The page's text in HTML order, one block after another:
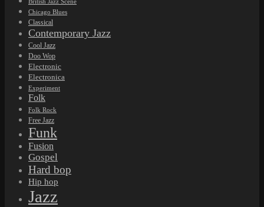
Chicago Blues
Classical
Contemporary Jazz
Cool Jazz
Doo Wop
Electronic
Electronica
Experiment
Folk
Folk Rock
Free Jazz
Funk
Fusion
Gospel
Hard bop
Hip hop
Jazz